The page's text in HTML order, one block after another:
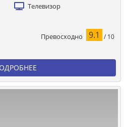
Телевизор
Превосходно 9.1 / 10